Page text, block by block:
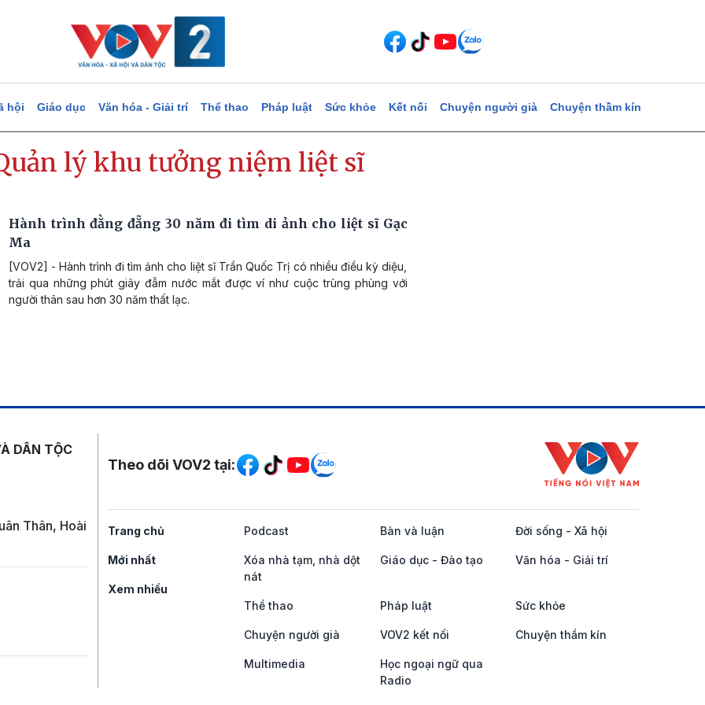
hội Giáo dục Văn hóa - Giải trí Thể thao Pháp luật Sức khỏe Kết nối Chuyện người già Chuyện thầm kín
lý khu tưởng niệm liệt sĩ
Hành trình đằng đẵng 30 năm đi tìm di ảnh cho liệt sĩ Gạc
Ma
[VOV2] - Hành trình đi tìm ảnh cho liệt sĩ Trần Quốc Trị có nhiều điều kỳ diệu,
trải qua những phút giây đẫm nước mắt được ví như cuộc trùng phùng với
người thân sau hơn 30 năm thất lạc.
DÂN TỘC
Thân, Hoài
Mạng xã hội
Theo dõi VOV2 tại:
Trang chủ
Mới nhất
Xem nhiều
Podcast Bàn và luận Đời sống - Xã hội
Xóa nhà tạm, nhà dột
nát
Giáo dục - Đào tạo Văn hóa - Giải trí
Thể thao Pháp luật Sức khỏe
Chuyện người già VOV2 kết nối Chuyện thầm kín
Multimedia
Học ngoại ngữ qua
Radio